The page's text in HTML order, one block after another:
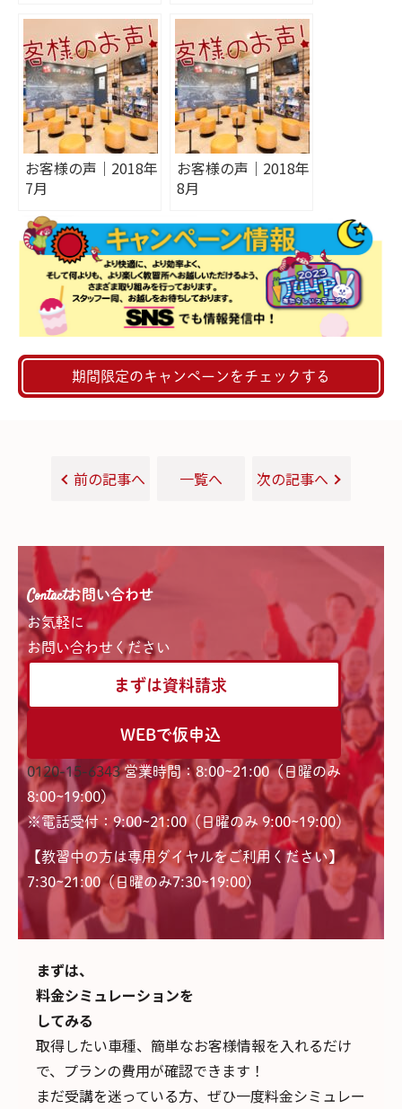
お客様の声｜2018年
7月
お客様の声｜2018年
8月
期間限定のキャンペーンをチェックする
前の記事へ 一覧へ 次の記事へ
Contactお問い合わせ
お気軽に
お問い合わせください
まずは資料請求
WEBで仮申込
0120-15-6343 営業時間：8:00~21:00（日曜のみ
8:00~19:00）
※電話受付：9:00~21:00（日曜のみ 9:00~19:00）
【教習中の方は専用ダイヤルをご利用ください】
7:30~21:00（日曜のみ7:30~19:00)
まずは、
料金シミュレーションを
してみる
取得したい車種、簡単なお客様情報を入れるだけ
で、 プランの費用が確認できます！
まだ受講を迷っている方、ぜひ一度料金シミュレー